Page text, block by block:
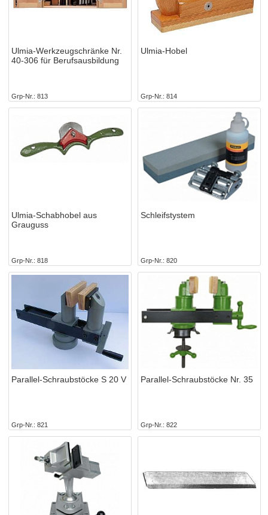
Ulmia-Werkzeugschränke Nr.
40-306 für Berufsausbildung
Grp-Nr. 813
Ulmia-Hobel
Grp-Nr. 814
Ulmia-Schabhobel aus
Grauguss
Grp-Nr. 818
Schleifstystem
Grp-Nr. 820
Parallel-Schraubstöcke S 20 V
Grp-Nr. 821
Parallel-Schraubstöcke Nr. 35
Grp-Nr. 822